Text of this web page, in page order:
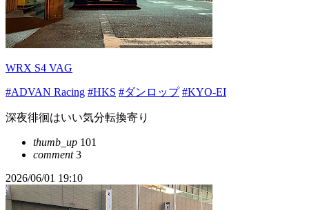
WRX S4 VAG
#ADVAN Racing #HKS #ダンロップ #KYO-EI
深夜徘徊はいい気分転換寄り
thumb_up 101
comment3
2026/06/01 19:10